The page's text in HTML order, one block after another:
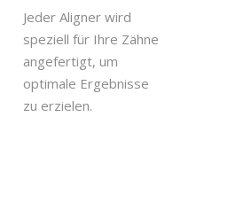
Jeder Aligner wird
speziell für Ihre Zähne
angefertigt, um
optimale Ergebnisse
zu erzielen.